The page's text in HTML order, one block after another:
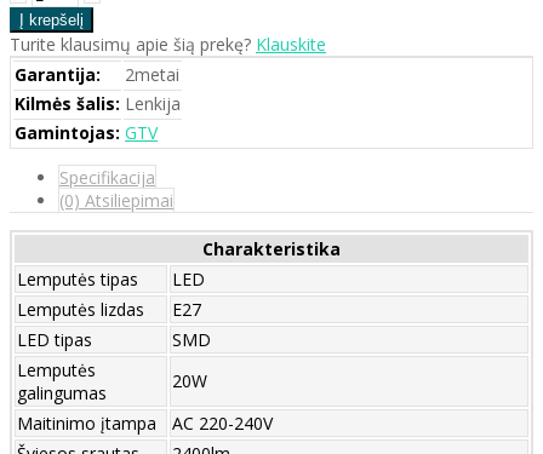
Turite klausimų apie šią prekę? Klauskite
Garantija:
2metai
Kilmės šalis: Lenkija
Gamintojas: GTV
Specifikacija
(0) Atsiliepimai
Charakteristika
Lemputės tipas
LED
Lemputės lizdas
E27
LED tipas
SMD
Lemputės
galingumas
20W
Maitinimo įtampa
AC 220-240V